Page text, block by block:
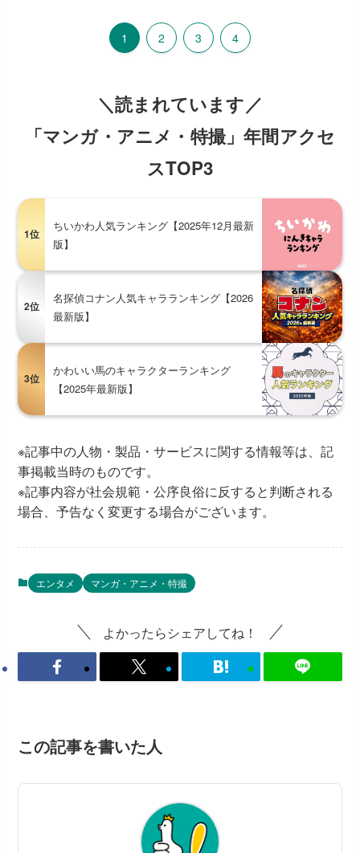
1 2 3 4
＼読まれています／
「マンガ・アニメ・特撮」年間アクセ
スTOP3
1位
ちいかわ人気ランキング【2025年12月最新
版】
2位
名探偵コナン人気キャラランキング【2026
最新版】
3位
かわいい馬のキャラクターランキング
【2025年最新版】
※記事中の人物・製品・サービスに関する情報等は、記
事掲載当時のものです。
※記事内容が社会規範・公序良俗に反すると判断される
場合、予告なく変更する場合がございます。
エンタメ マンガ・アニメ・特撮
よかったらシェアしてね！
この記事を書いた人